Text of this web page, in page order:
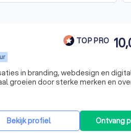
TOP PRO
in branding, webdesign en
groeien door sterke merken en
Bekijk profiel Ontvang